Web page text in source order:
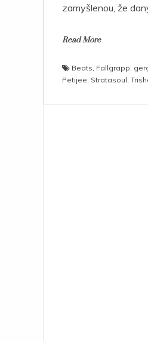
zamyšlenou, že
Read More
Beats Fallgrapp
Petijee Stratasoul